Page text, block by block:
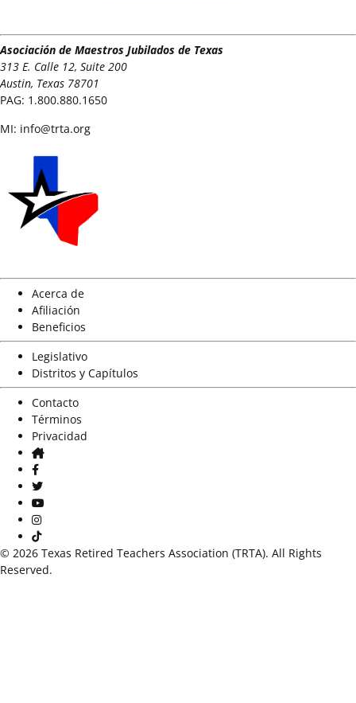
Asociación de Maestros Jubilados de Texas
313 E. Calle 12, Suite 200
Austin, Texas 78701
PAG: 1.800.880.1650
MI: info@trta.org
Acerca de
Afiliación
Beneficios
Legislativo
Distritos y Capítulos
Contacto
Términos
Privacidad
Casa
Facebook
Gorjeo
YouTube
Instagram
Tik Tok
© 2026 Texas Retired Teachers Association (TRTA). All Rights
Reserved.